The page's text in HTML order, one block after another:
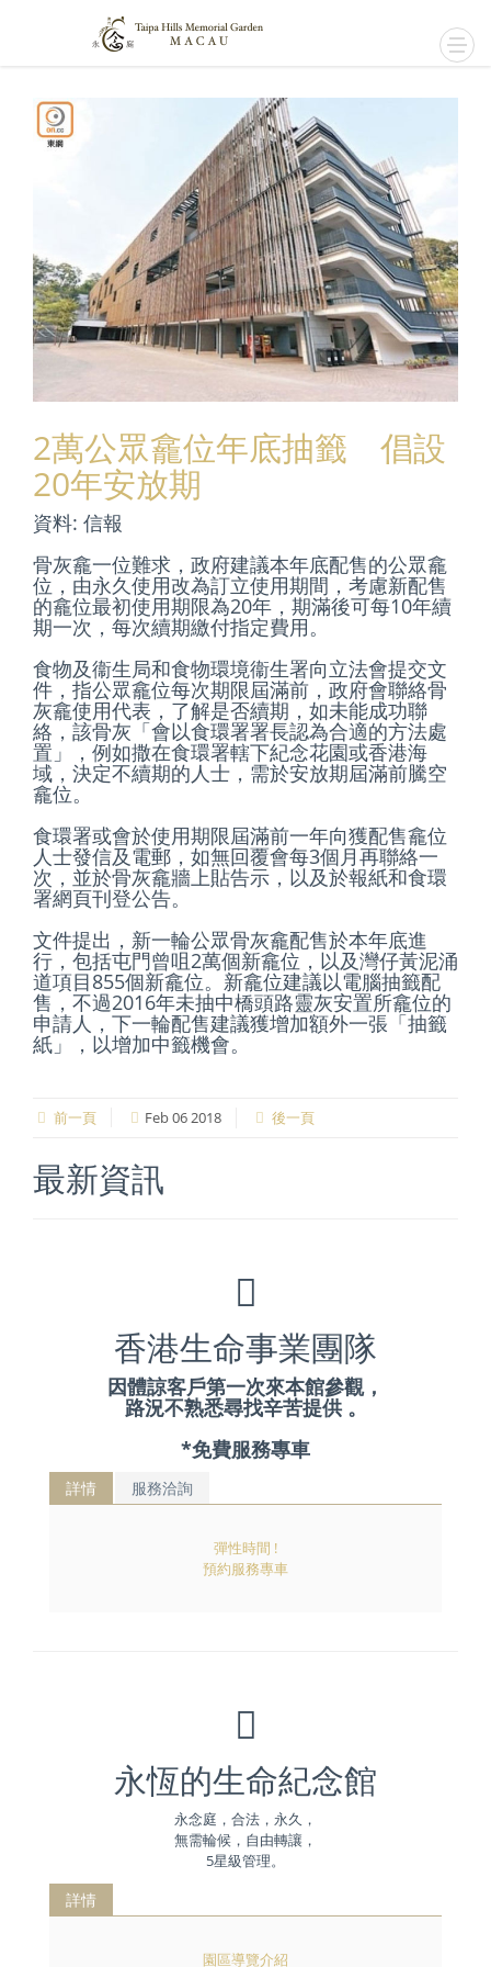
2萬公眾龕位年底抽籤 倡設
20年安放期
資料: 信報
骨灰龕一位難求，政府建議本年底配售的公眾龕
位，由永久使用改為訂立使用期間，考慮新配售
的龕位最初使用期限為20年，期滿後可每10年續
期一次，每次續期繳付指定費用。
食物及衞生局和食物環境衞生署向立法會提交文
件，指公眾龕位每次期限屆滿前，政府會聯絡骨
灰龕使用代表，了解是否續期，如未能成功聯
絡，該骨灰「會以食環署署長認為合適的方法處
置」，例如撒在食環署轄下紀念花園或香港海
域，決定不續期的人士，需於安放期屆滿前騰空
龕位。
食環署或會於使用期限屆滿前一年向獲配售龕位
人士發信及電郵，如無回覆會每3個月再聯絡一
次，並於骨灰龕牆上貼告示，以及於報紙和食環
署網頁刊登公告。
文件提出，新一輪公眾骨灰龕配售於本年底進
行，包括屯門曾咀2萬個新龕位，以及灣仔黃泥涌
道項目855個新龕位。新龕位建議以電腦抽籤配
售，不過2016年未抽中橋頭路靈灰安置所龕位的
申請人，下一輪配售建議獲增加額外一張「抽籤
紙」，以增加中籤機會。
前一頁 Feb 06 2018 後一頁
最新資訊
香港生命事業團隊
因體諒客戶第一次來本館參觀，
路況不熟悉尋找辛苦提供 。
*免費服務專車
詳情 服務洽詢
彈性時間 !
預約服務專車
永恆的生命紀念館
永念庭，合法，永久，
無需輪候，自由轉讓，
5星級管理。
詳情
園區導覽介紹